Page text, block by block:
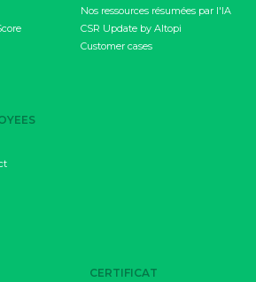
Nos ressources résumées par l'IA
CSR Update by Altopi
Customer cases
CERTIFICAT